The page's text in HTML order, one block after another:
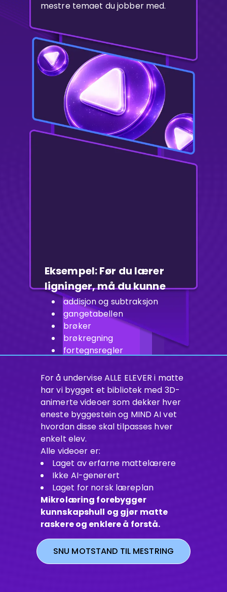
mestre temaet du jobber med.
Eksempel: Før du lærer
ligninger, må du kunne
addisjon og subtraksjon
gangetabellen
brøker
brøkregning
fortegnsregler
å løse opp parenteser
For å undervise ALLE ELEVER i matte
har vi bygget et bibliotek med 3D-
animerte videoer som dekker hver
eneste byggestein og MIND AI vet
hvordan disse skal tilpasses hver
enkelt elev.
Alle videoer er:
Laget av erfarne mattelærere
Ikke AI-generert
Laget for norsk læreplan
Mikrolæring forebygger
kunnskapshull og gjør matte
raskere og enklere å forstå.
SNU MOTSTAND TIL MESTRING